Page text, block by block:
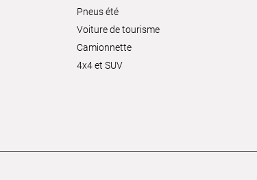
Pneus été
Voiture de tourisme
Camionnette
4x4 et SUV